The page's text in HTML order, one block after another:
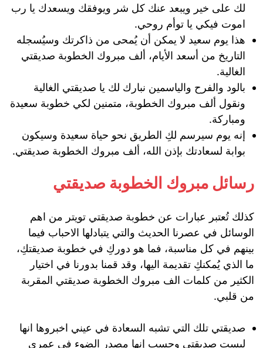
لك على خير ويبعد عنك كل شر ويوفقك ويسعدك يا رب
اموت فيكي يا توأم روحي.
هذا يوم سعيد لا يمكن أن يُمحى من ذاكرتك وسيُسجله
التاريخ من أسعد الأيام، ألف مبروك الخطوبة صديقتي
الغالية.
بالود والفرح والياسمين نبارك لك يا صديقتي الغالية
ونقول ألف مبروك الخطوبة، متمنين لكي خطوبة سعيدة
ومباركة.
إنه يوم سيرسم لكِ الطريق نحو حياة سعيدة وسيكون
بوابة لسعادتك بإذن الله، ألف مبروك الخطوبة صديقتي.
رسائل مبروك الخطوبة صديقتي
كذلك تُعتبر عبارات عن خطوبة صديقتي تويتر من اهم
الوسائل في عصرنا الحديث والتي يتبادلها الاحباب فيما
بينهم في كل مناسبة، فما هو دوركِ في خطوبة صديقتكِ،
ما الذي يُمكنكِ تقديمة اليها، وقد قمنا بدورنا في اختيار
الكثير من كلمات الف مبروك الخطوبة صديقتي المقربة
من قلبي.
صديقتي تلك التي تشبه السعادة في عيني اخبروها انها
ليست صديقتي وحسب إنها مصدر الضوء في عمري